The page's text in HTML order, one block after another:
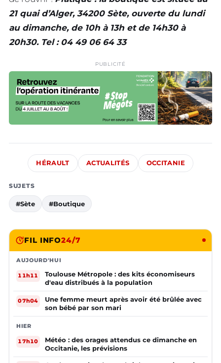
21 quai d’Alger, 34200 Sète, ouverte du lundi
au dimanche, de 10h à 13h et de 14h30 à
20h30. Tel : 04 49 06 64 33
PUBLICITÉ
HÉRAULT ACTUALITÉS OCCITANIE
SUJETS
#Sète #Boutique
FIL INFO24/7
AUJOURD'HUI
11h11
Toulouse Métropole : des kits économiseurs
d'eau distribués à la population
07h04
Une femme meurt après avoir été brûlée avec
son bébé par son mari
HIER
17h10
Météo : des orages attendus ce dimanche en
Occitanie, les prévisions